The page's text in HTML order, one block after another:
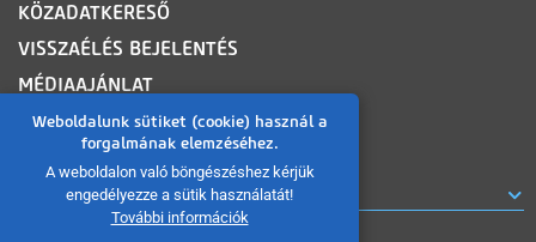
Weboldalunk sütiket (cookie) használ a
forgalmának elemzéséhez.
A weboldalon való böngészéshez kérjük
engedélyezze a sütik használatát!
További információk
KÖZADATKERESŐ
VISSZAÉLÉS BEJELENTÉS
MÉDIAAJÁNLAT
OLDALTÉRKÉP
ROVATOK